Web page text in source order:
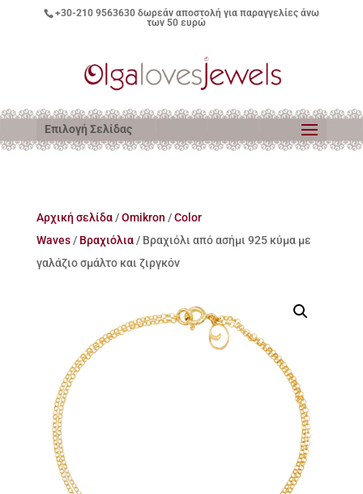
+30-210 9563630δωρεάν αποστολή για παραγγελίες άνω
των 50 ευρώ
Επιλογή Σελίδας
Αρχική σελίδα/Omikron /Color
Waves/ Βραχιόλια/ Βραχιόλι από ασήμι 925 κύμα με
γαλάζιο σμάλτο και ζιργκόν